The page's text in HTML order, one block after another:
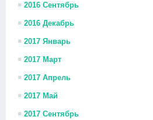
2016 Сентябрь
2016 Декабрь
2017 Январь
2017 Март
2017 Апрель
2017 Май
2017 Сентябрь